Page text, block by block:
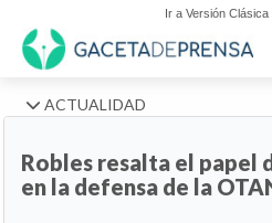
Ir a Versión
ACTUALIDAD
Robles resalta el papel
en la defensa de la